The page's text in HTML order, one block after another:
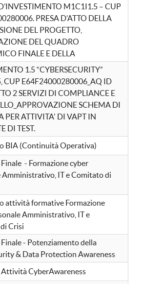
M1C1I1.5 – CUP
PRESA D’ATTO DELLA
DEL PROGETTO,
DEL QUADRO
FINALE E DELLA
1.5 “CYBERSECURITY”
CUP E64F24000280006_AQ ID
2 SERVIZI DI COMPLIANCE E
SCHEMA DI
PER ATTIVITA' DI VAPT IN
DI TEST.
BIA (Continuità Operativa)
Finale - Formazione cyber
Amministrativo, IT e Comitato di
attività formative Formazione
Amministrativo, IT e
Crisi
Finale - Potenziamento della
& Data Protection Awareness
Attività CyberAwareness